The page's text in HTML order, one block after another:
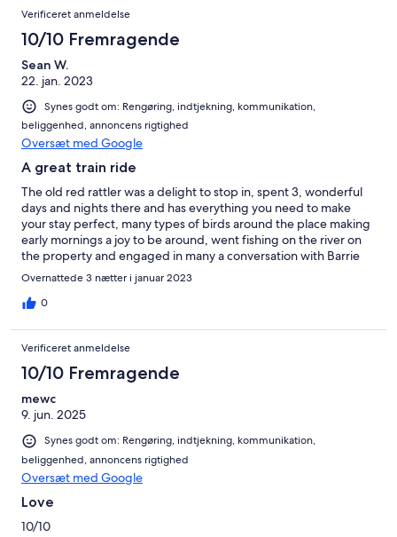
Verificeret anmeldelse
10/10 Fremragende
Sean W.
22. jan. 2023
Synes godt om: Rengøring, indtjekning, kommunikation,
beliggenhed, annoncens rigtighed
Oversæt med Google
A great train ride
The old red rattler was a delight to stop in, spent 3, wonderful
days and nights there and has everything you need to make
your stay perfect, many types of birds around the place making
early mornings a joy to be around, went fishing on the river on
the property and engaged in many a conversation with Barrie
the owner and is a fellow brummie ( uk ),. Highly recommended
this place and only a few km from the border with many a day
trip around..
Overnattede 3 nætter i januar 2023
0
Verificeret anmeldelse
10/10 Fremragende
mewc
9. jun. 2025
Synes godt om: Rengøring, indtjekning, kommunikation,
beliggenhed, annoncens rigtighed
Oversæt med Google
Love
10/10